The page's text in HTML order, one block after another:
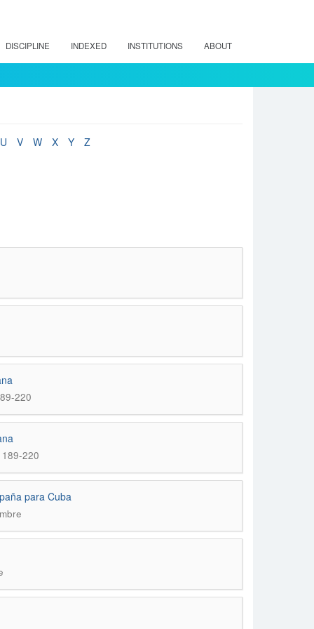
DISCIPLINE INDEXED INSTITUTIONS ABOUT
U V W X Y Z
220
220
para Cuba